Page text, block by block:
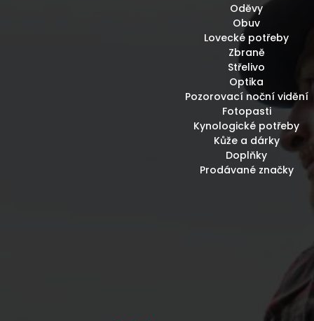
Oděvy
Obuv
Lovecké potřeby
Zbraně
Střelivo
Optika
Pozorovací noční vidění
Fotopasti
Kynologické potřeby
Kůže a dárky
Doplňky
Prodávané značky